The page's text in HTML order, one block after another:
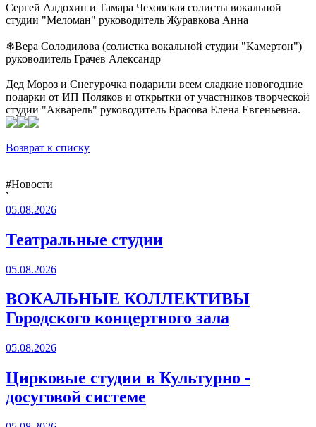
Сергей Алдохин и Тамара Чеховская солисты вокальной
студии "Меломан" руководитель Журавкова Анна
❄Вера Солодилова (солистка вокальной студии "Камертон")
руководитель Грачев Александр
Дед Мороз и Снегурочка подарили всем сладкие новогодние
подарки от ИП Поляков и открытки от участников творческой
студии "Акварель" руководитель Ерасова Елена Евгеньевна.
Возврат к списку
#Новости
`
05.08.2026
Театральные студии
05.08.2026
ВОКАЛЬНЫЕ КОЛЛЕКТИВЫ
Городского концертного зала
05.08.2026
Цирковые студии в Культурно -
досуговой системе